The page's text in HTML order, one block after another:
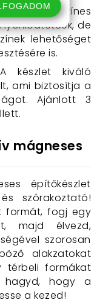
készlet színes
de
lehetőséget
is.
készlet kiváló
ami biztosítja a
Ajánlott 3
mágneses
építőkészlet
szórakoztató!
formát, fogj egy
majd élvezd,
szorosan
alakzatokat
térbeli formákat
hagyd, hogy a
a kezed!